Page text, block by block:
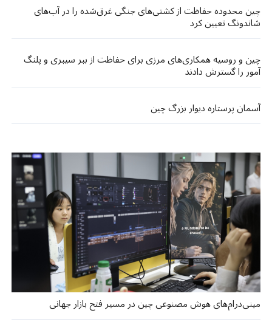
چین محدوده حفاظت از کشتی‌های جنگی غرق‌شده را در آب‌های
شاندونگ تعیین کرد
چین و روسیه همکاری‌های مرزی برای حفاظت از ببر سیبری و پلنگ
آمور را گسترش دادند
آسمان پرستاره دیوار بزرگ چین
مینی‌درام‌های هوش مصنوعی چین در مسیر فتح بازار جهانی